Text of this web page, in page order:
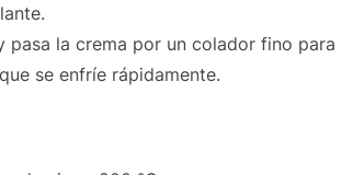
pasa la crema por un colador fino para
se enfríe rápidamente.